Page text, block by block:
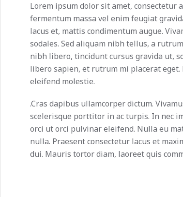
Lorem ipsum dolor sit amet, consectetur
fermentum massa vel enim feugiat
lacus et, mattis condimentum augue.
sodales. Sed aliquam nibh tellus, a
nibh libero, tincidunt cursus gravida ut,
libero sapien, et rutrum mi placerat
eleifend molestie.
.Cras dapibus ullamcorper dictum.
scelerisque porttitor in ac turpis. In nec
orci ut orci pulvinar eleifend. Nulla eu
nulla. Praesent consectetur lacus et
dui. Mauris tortor diam, laoreet quis